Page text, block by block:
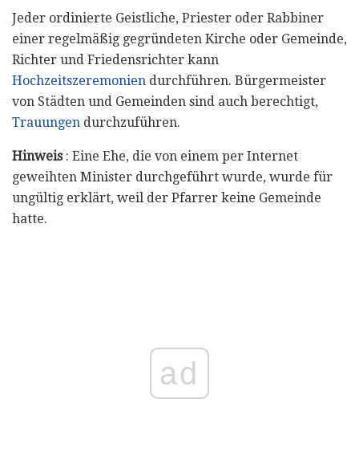
Jeder ordinierte Geistliche, Priester oder Rabbiner
einer regelmäßig gegründeten Kirche oder Gemeinde,
Richter und Friedensrichter kann
Hochzeitszeremonien durchführen. Bürgermeister
von Städten und Gemeinden sind auch berechtigt,
Trauungen durchzuführen.
Hinweis: Eine Ehe, die von einem per Internet
geweihten Minister durchgeführt wurde, wurde für
ungültig erklärt, weil der Pfarrer keine Gemeinde
hatte.
ad